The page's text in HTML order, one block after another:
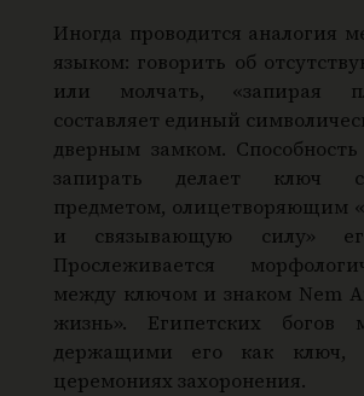
Иногда проводится аналогия
языком: говорить об
или молчать, «запирая
составляет единый
дверным замком.
запирать делает ключ
предметом, олицетворяющим
и связывающую силу»
Прослеживается
между ключом и знаком Nem
жизнь». Египетских богов
держащими его как ключ,
церемониях захоронения.